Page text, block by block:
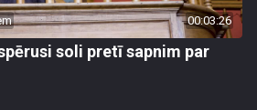
00:03:26
soli pretī sapnim par